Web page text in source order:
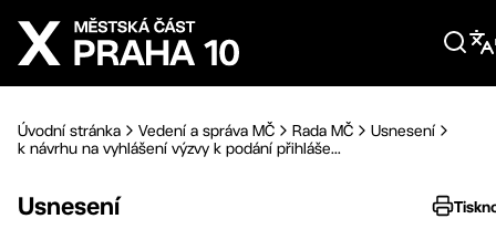
Přejít na hlavní obsah
Úvodní stránka Vedení a správa MČ Rada MČ
Usnesení
k návrhu na vyhlášení výzvy k podání přihláše...
Usnesení